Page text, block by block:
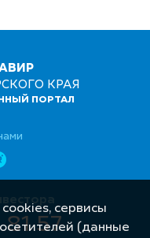
КРАЯ
ПОРТАЛ
81 57
сервисы
(данные